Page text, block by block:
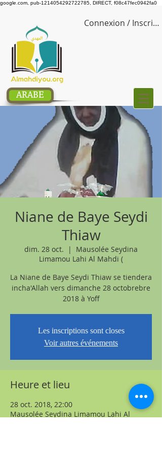
google.com, pub-1214054292722785, DIRECT, f08c47fec0942fa0
Connexion /
ARABE
Niane de Baye Seydi
Thiaw
dim. 28 oct.
  |
Mausolée Seydina
Limamou Lahi Al Mahdi (
La Niane de Baye Seydi Thiaw se tiendera
incha'Allah vers dimanche 28 octobrebre
2018 à Yoff
Les inscriptions sont closes
Voir autres événements
Heure et lieu
28 oct. 2018, 22:00
Mausolée Seydina Limamou Lahi Al